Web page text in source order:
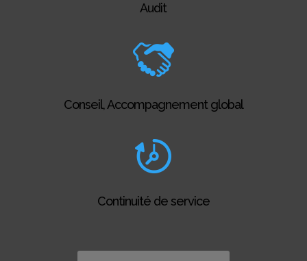
Audit
Conseil, Accompagnement global
Continuité de service